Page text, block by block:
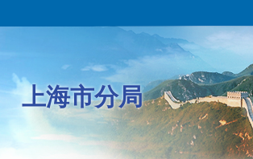
上海市分局